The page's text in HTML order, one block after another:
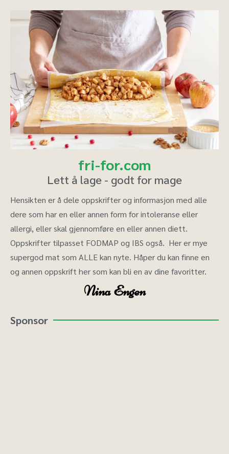
fri-for.com
Lett å lage - godt for mage
Hensikten er å dele oppskrifter og informasjon med alle
dere som har en eller annen form for intoleranse eller
allergi, eller skal gjennomføre en eller annen diett.
Oppskrifter tilpasset FODMAP og IBS også. Her er mye
supergod mat som ALLE kan nyte. Håper du kan finne en
og annen oppskrift her som kan bli en av dine favoritter.
Nina Engen
Sponsor